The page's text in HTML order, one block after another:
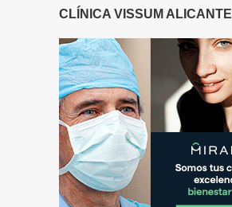
CLÍNICA VISSUM ALICANTE